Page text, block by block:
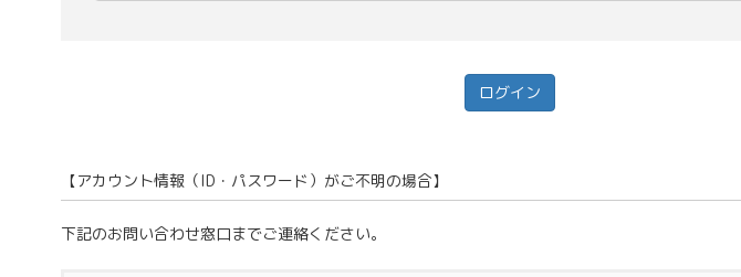
【アカウント情報（ID・パスワード）がご不明の場合】
下記のお問い合わせ窓口までご連絡ください。